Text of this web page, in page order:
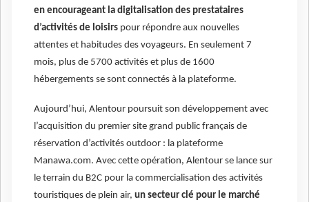
en encourageant la digitalisation des prestataires
d’activités de loisirs pour répondre aux nouvelles
attentes et habitudes des voyageurs. En seulement 7
mois, plus de 5700 activités et plus de 1600
hébergements se sont connectés à la plateforme.
Aujourd’hui, Alentour poursuit son développement avec
l’acquisition du premier site grand public français de
réservation d’activités outdoor : la plateforme
Manawa.com. Avec cette opération, Alentour se lance sur
le terrain du B2C pour la commercialisation des activités
touristiques de plein air, un secteur clé pour le marché